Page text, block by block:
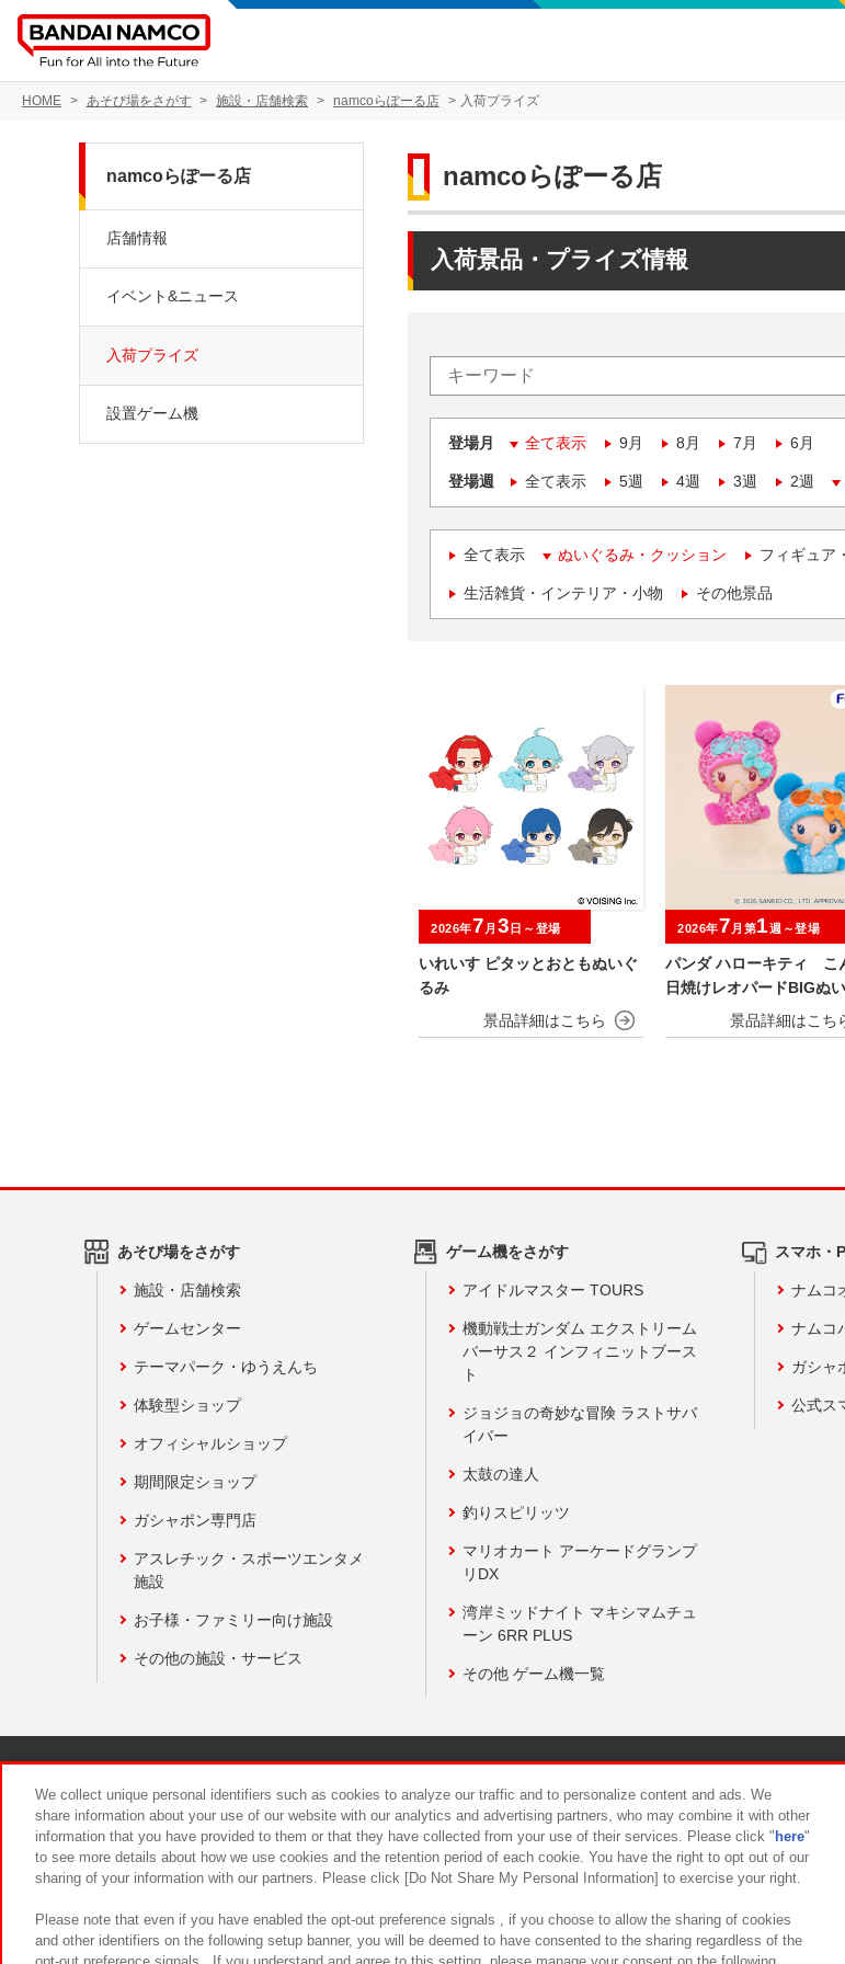
HOME あそび場をさがす 施設・店舗検索 namcoらぽーる店 入荷プライズ
namcoらぽーる店
入荷景品・プライズ情報
登場月 全て表示 9月 8月 7月 6月
登場週 全て表示 5週 4週 3週 2週
全て表示 ぬいぐるみ・クッション フィギュア
生活雑貨・インテリア・小物 その他景品
いれいす ピタッとおともぬいぐ
るみ
2026年7 月 3 日～登場
パンダ ハローキティ こ
日焼けレオパードBIGぬ
2026年7 月第1週～登場
namcoらぽーる店
店舗情報
イベント&ニュース
入荷プライズ
設置ゲーム機
あそび場をさがす
施設・店舗検索
ゲームセンター
テーマパーク・ゆうえんち
体験型ショップ
オフィシャルショップ
期間限定ショップ
ガシャポン専門店
アスレチック・スポーツエンタメ
施設
お子様・ファミリー向け施設
その他の施設・サービス
ゲーム機をさがす
アイドルマスター TOURS
機動戦士ガンダム エクストリーム
バーサス２ インフィニットブース
ト
ジョジョの奇妙な冒険 ラストサバ
イバー
太鼓の達人
釣りスピリッツ
マリオカート アーケードグランプ
リDX
湾岸ミッドナイト マキシマムチュ
ーン 6RR PLUS
その他 ゲーム機一覧
スマホ・
ナムコ
ナムコ
ガシャ
公式ス
食品のご提供について カスタマーハラスメント対応方針
We collect unique personal identifiers such as cookies to analyze our traffic and to personalize content and ads. We
share information about your use of our website with our analytics and advertising partners, who may combine it with other
information that you have provided to them or that they have collected from your use of their services. Please click " here"
to see more details about how we use cookies and the retention period of each cookie. You have the right to opt out of our
sharing of your information with our partners. Please click [Do Not Share My Personal Information] to exercise your right.
Please note that even if you have enabled the opt-out preference signals , if you choose to allow the sharing of cookies
and other identifiers on the following setup banner, you will be deemed to have consented to the sharing regardless of the